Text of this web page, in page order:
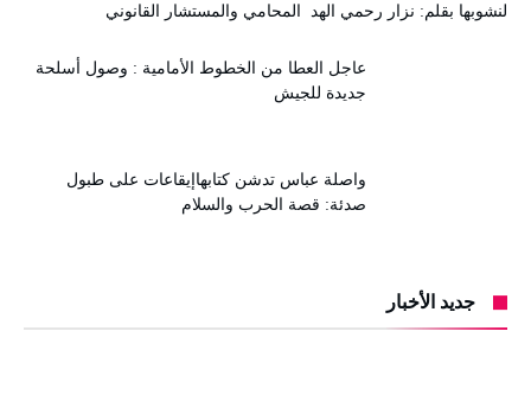
لنشوبها بقلم: نزار رحمي الهد المحامي والمستشار القانوني
عاجل العطا من الخطوط الأمامية : وصول أسلحة
جديدة للجيش
واصلة عباس تدشن كتابهاإيقاعات على طبول
صدئة: قصة الحرب والسلام
جديد الأخبار